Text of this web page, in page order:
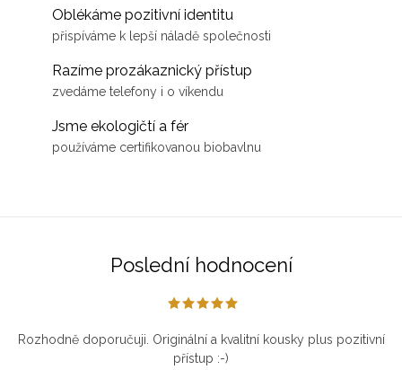
Oblékáme pozitivní identitu
přispíváme k lepší náladě společnosti
Razíme prozákaznický přístup
zvedáme telefony i o víkendu
Jsme ekologičtí a fér
používáme certifikovanou biobavlnu
Poslední hodnocení
Rozhodně doporučuji. Originální a kvalitní kousky plus pozitivní
přístup :-)